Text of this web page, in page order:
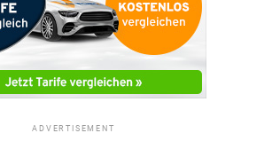
ADVERTISEMENT